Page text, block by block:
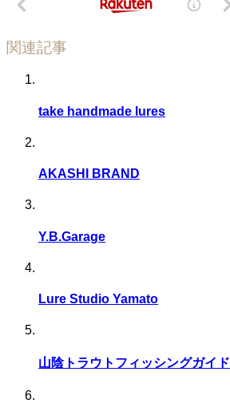
関連記事
take handmade lures
AKASHI BRAND
Y.B.Garage
Lure Studio Yamato
山陰トラウトフィッシングガイド